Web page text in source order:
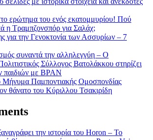
ερώτημα του ενός εκατομμυρίου! Πού
η Τραμπζονσπόρ για Σαλάχ;
την Γενοκτονία των Ασσυρίων – 7
συναντά την αλληλεγγύη – Ο
Σύλλογος Βατολάκκου στηρίζει
παιδιών με BPAN
Μήνυμα Παμποντιακής Ομοσπονδίας
θάνατο του Κύριλλου Τσακιρίδη
την ιστορία του Horon – Το